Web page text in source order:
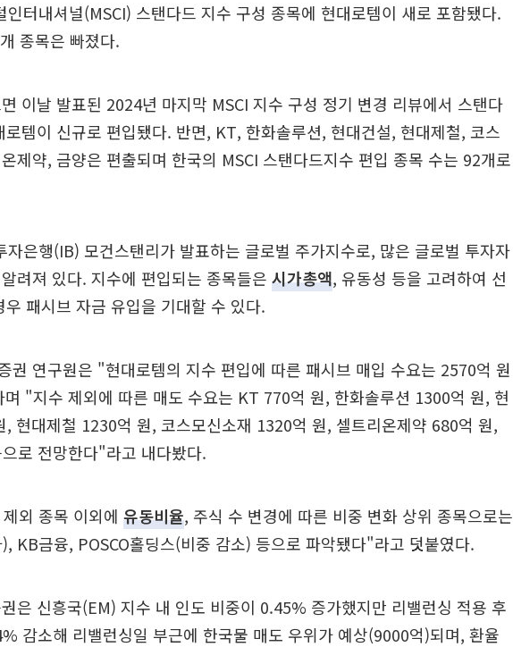
인터내셔널(MSCI) 스탠다드 지수 구성 종목에 현대로템이 새로 포함됐다.
종목은 빠졌다.
이날 발표된 2024년 마지막 MSCI 지수 구성 정기 변경 리뷰에서 스탠다
템이 신규로 편입됐다. 반면, KT, 한화솔루션, 현대건설, 현대제철, 코스
제약, 금양은 편출되며 한국의 MSCI 스탠다드지수 편입 종목 수는 92개로
자은행(IB) 모건스탠리가 발표하는 글로벌 주가지수로, 많은 글로벌 투자자
려져 있다. 지수에 편입되는 종목들은 시가총액, 유동성 등을 고려하여 선
패시브 자금 유입을 기대할 수 있다.
권 연구원은 "현대로템의 지수 편입에 따른 패시브 매입 수요는 2570억 원
"지수 제외에 따른 매도 수요는 KT 770억 원, 한화솔루션 1300억 원, 현
현대제철 1230억 원, 코스모신소재 1320억 원, 셀트리온제약 680억 원,
로 전망한다"라고 내다봤다.
외 종목 이외에 유동비율, 주식 수 변경에 따른 비중 변화 상위 종목으로는
KB금융, POSCO홀딩스(비중 감소) 등으로 파악됐다"라고 덧붙였다.
은 신흥국(EM) 지수 내 인도 비중이 0.45% 증가했지만 리밸런싱 적용 후
감소해 리밸런싱일 부근에 한국물 매도 우위가 예상(9000억)되며, 환율